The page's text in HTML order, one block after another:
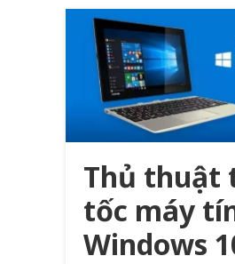
Thủ thuật
tốc máy
Windows